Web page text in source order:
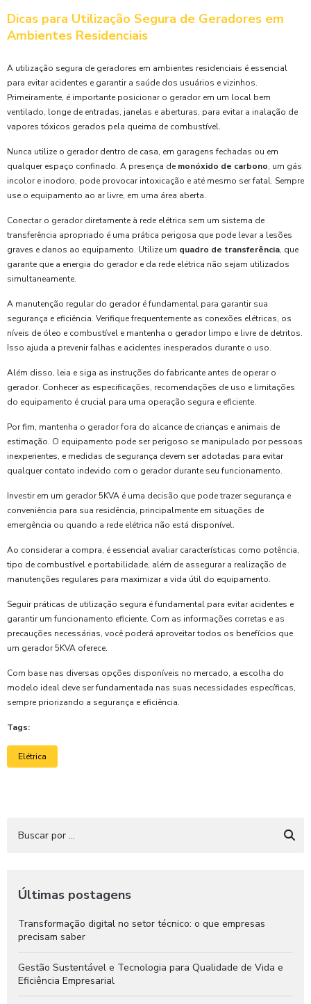
Dicas para Utilização Segura de Geradores em
Ambientes Residenciais
A utilização segura de geradores em ambientes residenciais é essencial
para evitar acidentes e garantir a saúde dos usuários e vizinhos.
Primeiramente, é importante posicionar o gerador em um local bem
ventilado, longe de entradas, janelas e aberturas, para evitar a inalação de
vapores tóxicos gerados pela queima de combustível.
Nunca utilize o gerador dentro de casa, em garagens fechadas ou em
qualquer espaço confinado. A presença de monóxido de carbono, um gás
incolor e inodoro, pode provocar intoxicação e até mesmo ser fatal. Sempre
use o equipamento ao ar livre, em uma área aberta.
Conectar o gerador diretamente à rede elétrica sem um sistema de
transferência apropriado é uma prática perigosa que pode levar a lesões
graves e danos ao equipamento. Utilize um quadro de transferência, que
garante que a energia do gerador e da rede elétrica não sejam utilizados
simultaneamente.
A manutenção regular do gerador é fundamental para garantir sua
segurança e eficiência. Verifique frequentemente as conexões elétricas, os
níveis de óleo e combustível e mantenha o gerador limpo e livre de detritos.
Isso ajuda a prevenir falhas e acidentes inesperados durante o uso.
Além disso, leia e siga as instruções do fabricante antes de operar o
gerador. Conhecer as especificações, recomendações de uso e limitações
do equipamento é crucial para uma operação segura e eficiente.
Por fim, mantenha o gerador fora do alcance de crianças e animais de
estimação. O equipamento pode ser perigoso se manipulado por pessoas
inexperientes, e medidas de segurança devem ser adotadas para evitar
qualquer contato indevido com o gerador durante seu funcionamento.
Investir em um gerador 5KVA é uma decisão que pode trazer segurança e
conveniência para sua residência, principalmente em situações de
emergência ou quando a rede elétrica não está disponível.
Ao considerar a compra, é essencial avaliar características como potência,
tipo de combustível e portabilidade, além de assegurar a realização de
manutenções regulares para maximizar a vida útil do equipamento.
Seguir práticas de utilização segura é fundamental para evitar acidentes e
garantir um funcionamento eficiente. Com as informações corretas e as
precauções necessárias, você poderá aproveitar todos os benefícios que
um gerador 5KVA oferece.
Com base nas diversas opções disponíveis no mercado, a escolha do
modelo ideal deve ser fundamentada nas suas necessidades específicas,
sempre priorizando a segurança e eficiência.
Tags:
Elétrica
Últimas postagens
Transformação digital no setor técnico: o que empresas
precisam saber
Gestão Sustentável e Tecnologia para Qualidade de Vida e
Eficiência Empresarial